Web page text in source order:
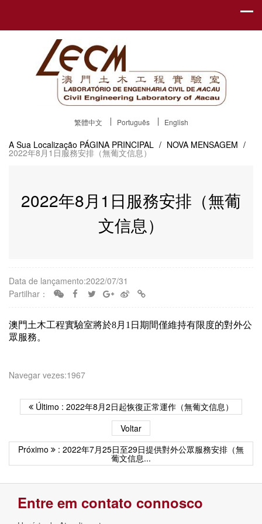
繁體中文 Português English
A Sua Localização PÁGINA PRINCIPAL / NOVA MENSAGEM /
2022年8月1日服務安排（無葡文信息）
2022年8月1日服務安排（無葡
文信息）
Data de lançamento:2022/07/31
Partilhar：
澳門土木工程實驗室將於8月1日期間僅維持有限度的對外公
眾服務。
Navegar vezes:1967
Último : 2022年8月2日起恢復正常運作（無葡文信息）
Voltar
Próximo
: 2022年7月25日至29日提供對外公眾服務安排（無
葡文信息...
Entre em contato connosco